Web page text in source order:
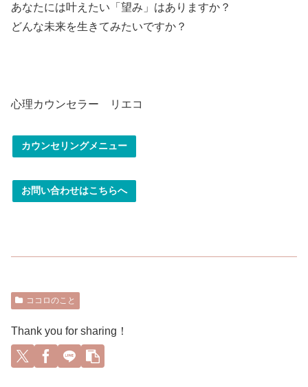
あなたには叶えたい「望み」はありますか？
どんな未来を生きてみたいですか？
心理カウンセラー リエコ
カウンセリングメニュー
お問い合わせはこちらへ
ココロのこと
Thank you for sharing！